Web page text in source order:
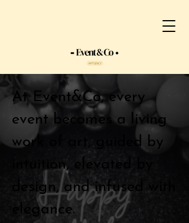
At Event&Co, every
event becomes a living
work of art, guided by
intuition, elevated by
design, and infused with
elegance.